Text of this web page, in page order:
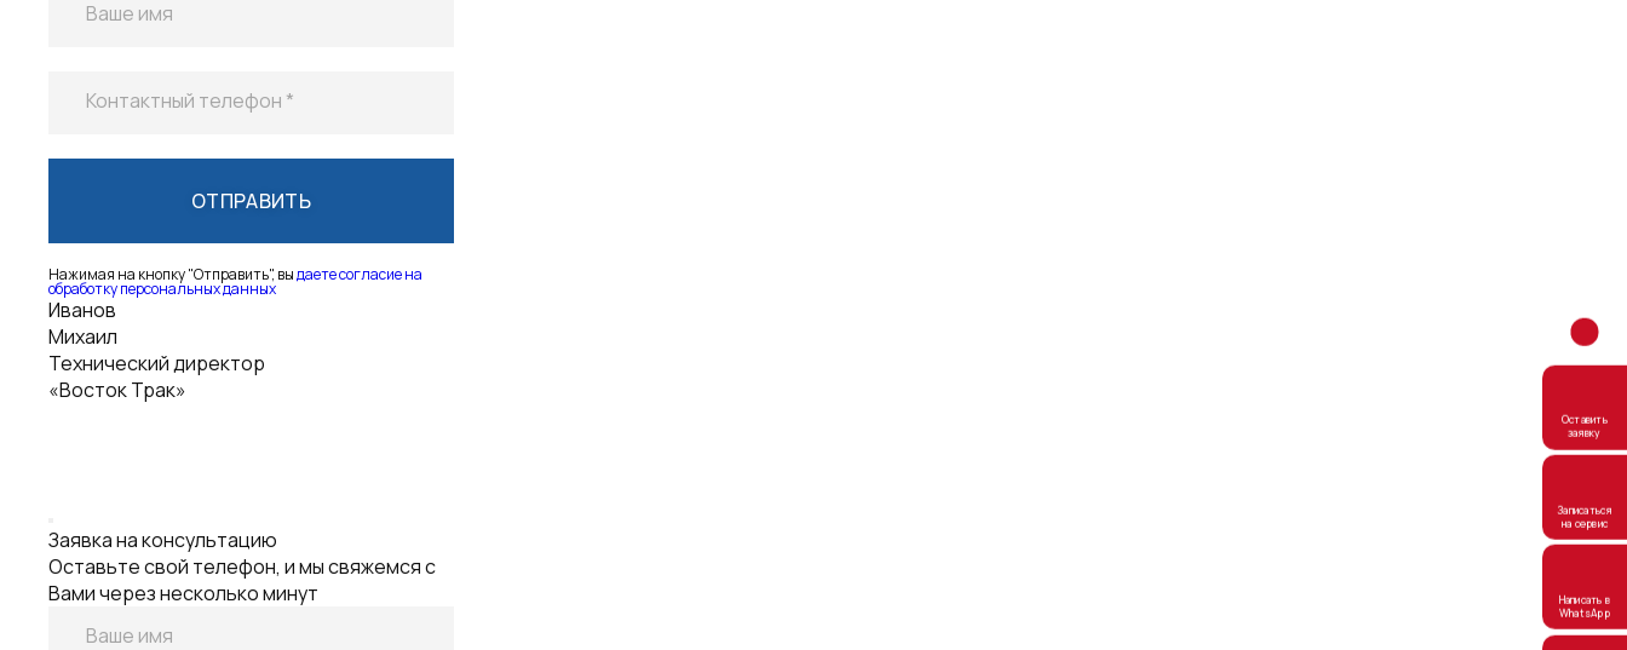
Оставить
заявку
Записаться
на сервис
Написать в
WhatsApp
Ваше имя
Контактный телефон *
Нажимая на кнопку "Отправить", выдаете согласие на
обработку персональных данных
Иванов
Михаил
Технический директор
«Восток Трак»
Заявка на консультацию
Оставьте свой телефон, и мы свяжемся с
Вами через несколько минут
Ваше имя